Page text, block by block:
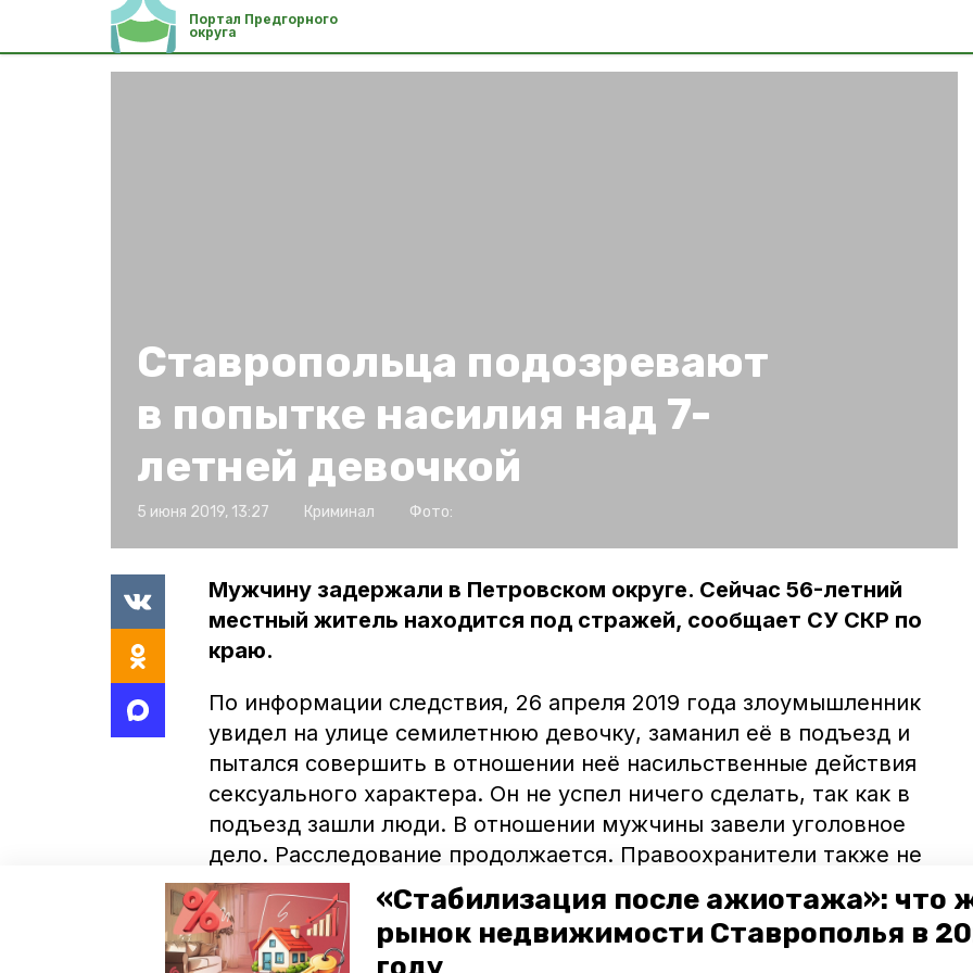
«Стабилизация после ажиотажа»: что
рынок недвижимости Ставрополья в
Портал Предгорного
округа
Ставропольца подозревают
в попытке насилия над 7-
летней девочкой
5 июня 2019, 13:27 Криминал Фото:
Мужчину задержали в Петровском округе. Сейчас 56-летний
местный житель находится под стражей, сообщает СУ СКР по
краю.
По информации следствия, 26 апреля 2019 года злоумышленник
увидел на улице семилетнюю девочку, заманил её в подъезд и
пытался совершить в отношении неё насильственные действия
сексуального характера. Он не успел ничего сделать, так как в
подъезд зашли люди. В отношении мужчины завели уголовное
дело. Расследование продолжается. Правоохранители также не
исключают, что от действий подозреваемого могли пострадать и
другие дети. И просят сообщать обо всех фактах в полицию
Петровского округа или по телефонам: 8(865-47) 4-16-85, 4-65-57.